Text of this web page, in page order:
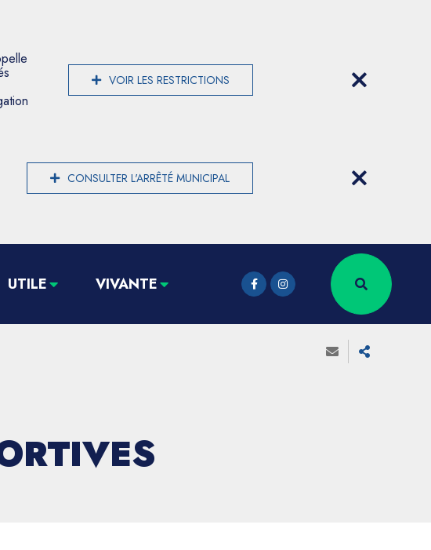
VOIR LES RESTRICTIONS
CONSULTER L'ARRÊTÉ MUNICIPAL
UTILE VIVANTE